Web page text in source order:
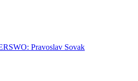
Pravoslav Sovak